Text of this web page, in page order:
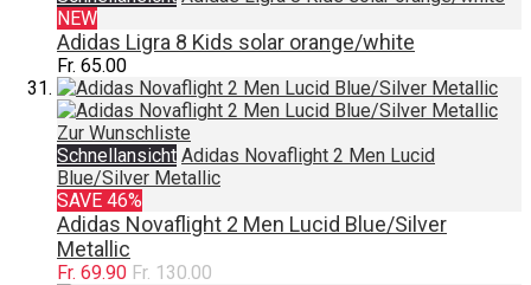
NEW
Adidas Ligra 8 Kids solar orange/white
Fr. 65.00
Zur Wunschliste
Schnellansicht Adidas Novaflight 2 Men Lucid
Blue/Silver Metallic
SAVE 46%
Adidas Novaflight 2 Men Lucid Blue/Silver
Metallic
Fr. 69.90 Fr. 130.00